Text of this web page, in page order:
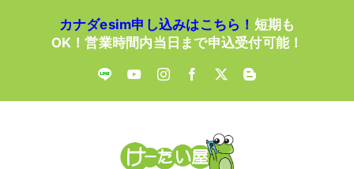
カナダesim申し込みはこちら！ 短期も
OK！営業時間内当日まで申込受付可能！
LINE YouTubeInstagramFacebook
X Blogger